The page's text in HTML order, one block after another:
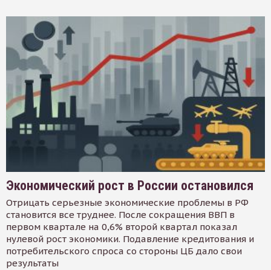
Экономический рост в России остановился
Отрицать серьезные экономические проблемы в РФ
становится все труднее. После сокращения ВВП в
первом квартале на 0,6% второй квартал показал
нулевой рост экономики. Подавление кредитования и
потребительского спроса со стороны ЦБ дало свои
результаты